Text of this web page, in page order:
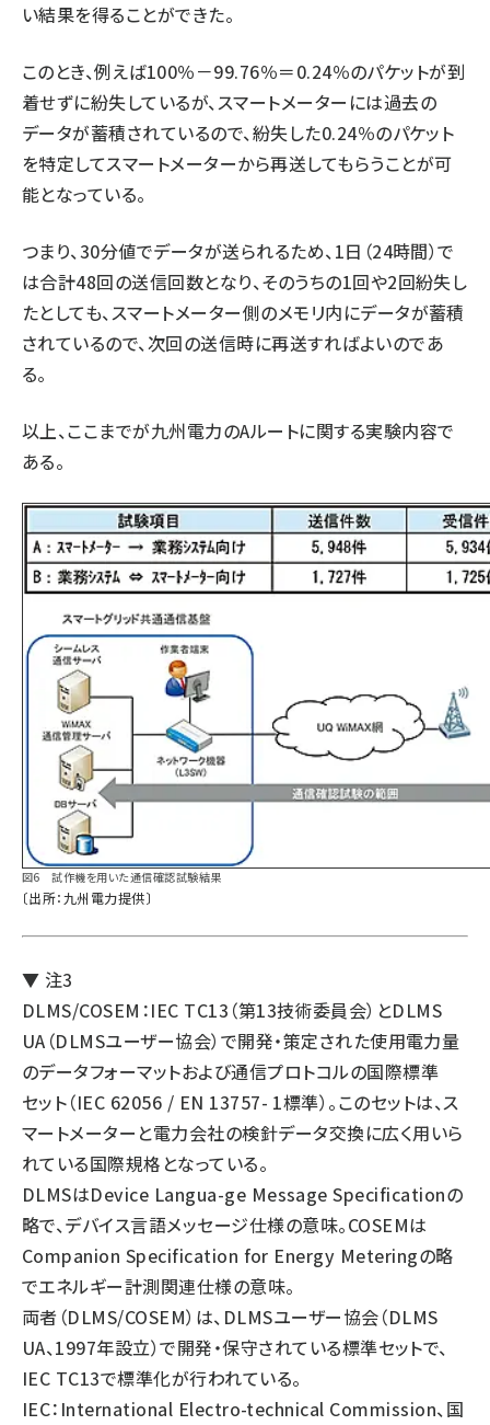
い結果を得ることができた。
このとき、例えば100％－99.76％＝0.24％のパケットが到
着せずに紛失しているが、スマートメーターには過去の
データが蓄積されているので、紛失した0.24％のパケット
を特定してスマートメーターから再送してもらうことが可
能となっている。
つまり、30分値でデータが送られるため、1日（24時間）で
は合計48回の送信回数となり、そのうちの1回や2回紛失し
たとしても、スマートメーター側のメモリ内にデータが蓄積
されているので、次回の送信時に再送すればよいのであ
る。
以上、ここまでが九州電力のAルートに関する実験内容で
ある。
図6 試作機を用いた通信確認試験結果
〔出所：九州電力提供〕
▼ 注3
DLMS/COSEM：IEC TC13（第13技術委員会）とDLMS
UA（DLMSユーザー協会）で開発・策定された使用電力量
のデータフォーマットおよび通信プロトコルの国際標準
セット（IEC 62056 / EN 13757- 1標準）。このセットは、ス
マートメーターと電力会社の検針データ交換に広く用いら
れている国際規格となっている。
DLMSはDevice Langua-ge Message Specificationの
略で、デバイス言語メッセージ仕様の意味。COSEMは
Companion Specification for Energy Meteringの略
でエネルギー計測関連仕様の意味。
両者（DLMS/COSEM）は、DLMSユーザー協会（DLMS
UA、1997年設立）で開発・保守されている標準セットで、
IEC TC13で標準化が行われている。
IEC：International Electro-technical Commission、国